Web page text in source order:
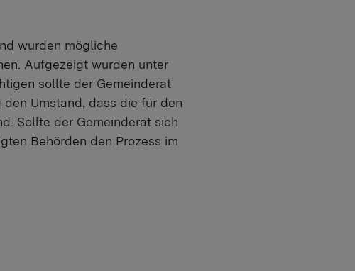
wurden mögliche
Aufgezeigt wurden unter
sollte der Gemeinderat
Umstand, dass die für den
Sollte der Gemeinderat sich
Behörden den Prozess im